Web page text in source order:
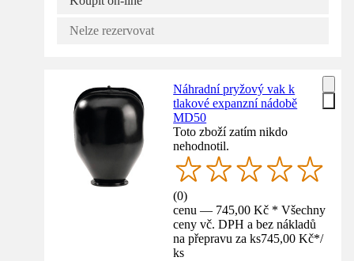
Nelze rezervovat
Náhradní pryžový vak k
tlakové expanzní nádobě
MD50
Toto zboží zatím nikdo
nehodnotil.
(0)
cenu — 745,00 Kč * Všechny
ceny vč. DPH a bez nákladů
na přepravu za ks745,00 Kč*/
ks